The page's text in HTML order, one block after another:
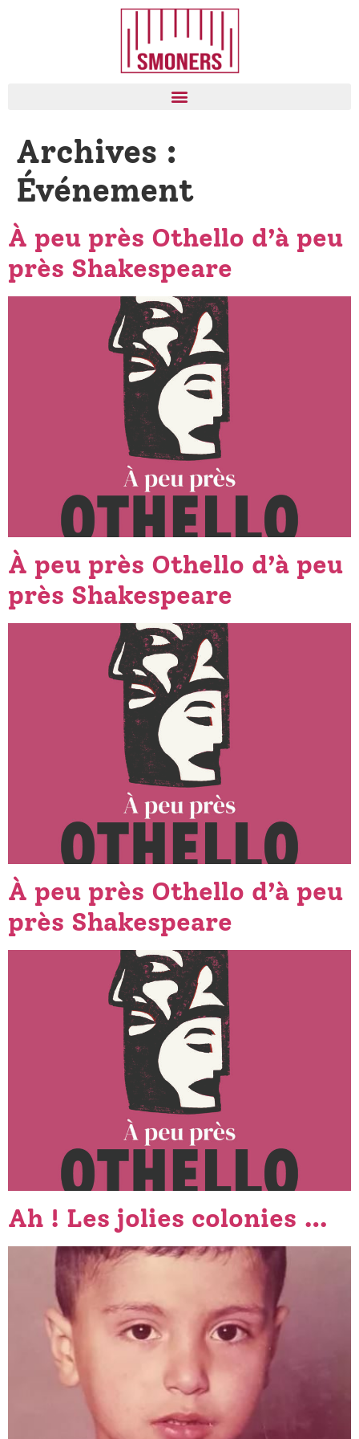
Archives :
Événement
À peu près Othello d’à peu
près Shakespeare
À peu près Othello d’à peu
près Shakespeare
À peu près Othello d’à peu
près Shakespeare
Ah ! Les jolies colonies …